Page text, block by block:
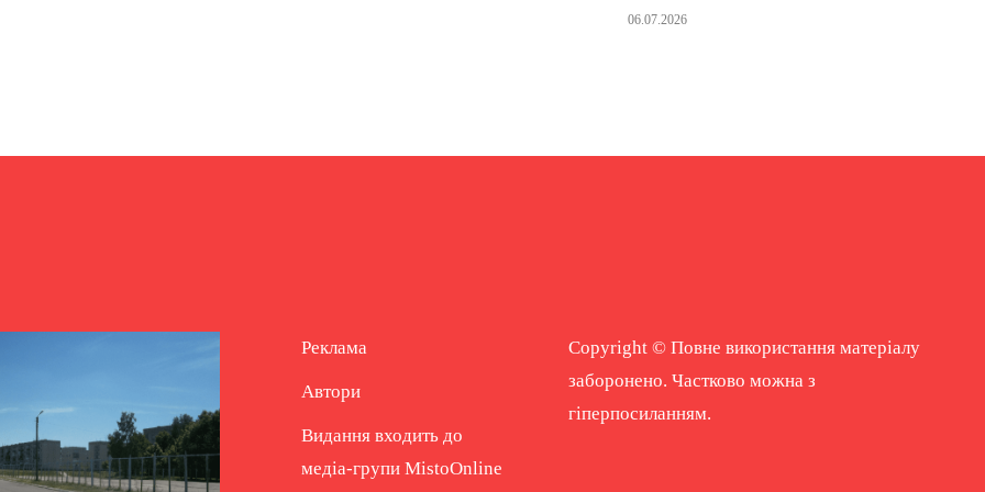
06.07.2026
Реклама
Автори
Видання входить до
медіа-групи MistoOnline
Copyright © Повне використання матеріалу
заборонено. Частково можна з
гіперпосиланням.